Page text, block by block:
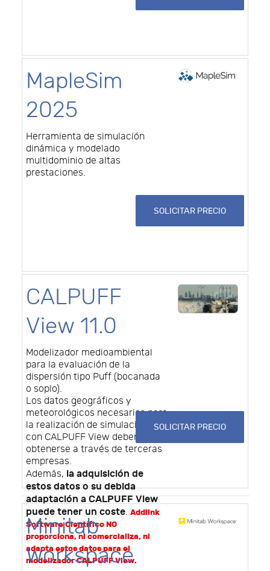
MapleSim
2025
Herramienta de simulación
dinámica y modelado
multidominio de altas
prestaciones.
SOLICITAR PRECIO
CALPUFF
View 11.0
Modelizador medioambiental
para la evaluación de la
dispersión tipo Puff (bocanada
o soplo).
Los datos geográficos y
meteorológicos necesarios para
la realización de simulaciones
con CALPUFF View deben
obtenerse a través de terceras
empresas.
Además, la adquisición de
estos datos o su debida
adaptación a CALPUFF View
puede tener un coste. Addlink
Software Científico NO
proporciona, ni comercializa, ni
adapta estos datos para el
modelizador CALPUFF View.
SOLICITAR PRECIO
Minitab
Workspace